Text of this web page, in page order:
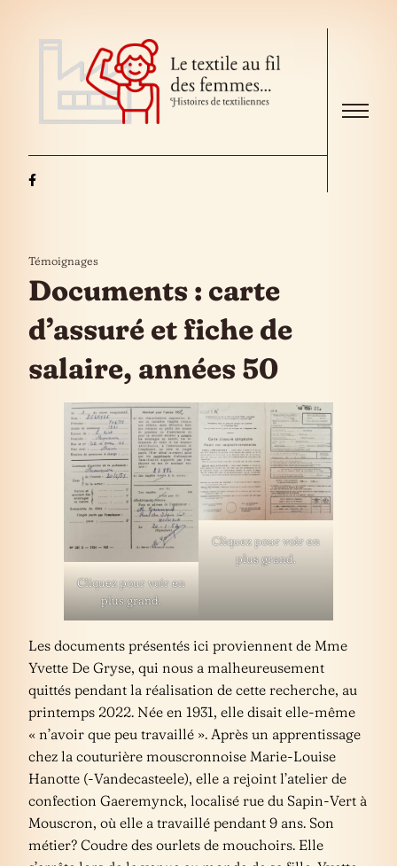
Témoignages
Documents : carte
d’assuré et fiche de
salaire, années 50
Cliquez pour voir en
plus grand.
Cliquez pour voir en
plus grand.
Les documents présentés ici proviennent de Mme
Yvette De Gryse, qui nous a malheureusement
quittés pendant la réalisation de cette recherche, au
printemps 2022. Née en 1931, elle disait elle-même
« n’avoir que peu travaillé ». Après un apprentissage
chez la couturière mouscronnoise Marie-Louise
Hanotte (-Vandecasteele), elle a rejoint l’atelier de
confection Gaeremynck, localisé rue du Sapin-Vert à
Mouscron, où elle a travaillé pendant 9 ans. Son
métier? Coudre des ourlets de mouchoirs. Elle